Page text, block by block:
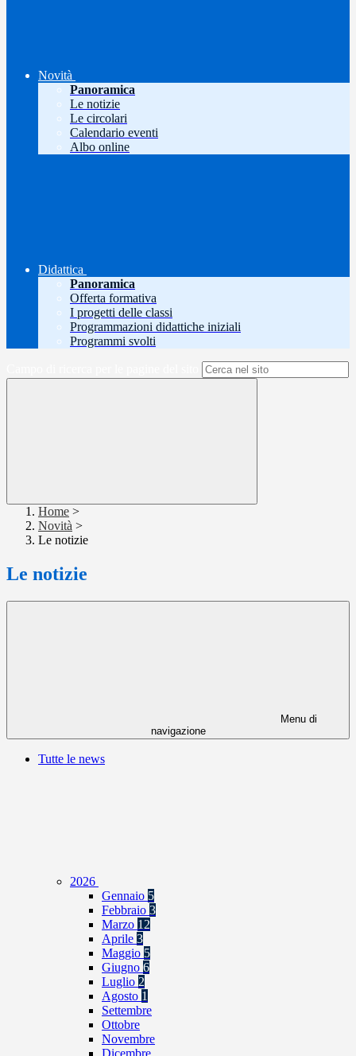
Novità
Panoramica
Le notizie
Le circolari
Calendario eventi
Albo online
Didattica
Panoramica
Offerta formativa
I progetti delle classi
Programmazioni didattiche iniziali
Programmi svolti
Home >
Novità >
Le notizie
Le notizie
Menu di
navigazione
Tutte le news
2026
Gennaio 5
Febbraio 3
Marzo 12
Aprile 3
Maggio 5
Giugno 6
Luglio 2
Agosto 1
Settembre
Ottobre
Novembre